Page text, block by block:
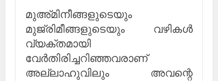
മുഅ്മിനീങ്ങളുടെയും
മുജ്രിമീങ്ങളുടെയും വഴികള്‍
വ്യക്തമായി
വേര്‍തിരിച്ചറിഞ്ഞവരാണ്
അല്ലാഹുവിലും അവന്റെ